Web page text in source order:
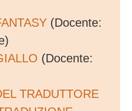
(Docente:
(Docente:
TRADUTTORE